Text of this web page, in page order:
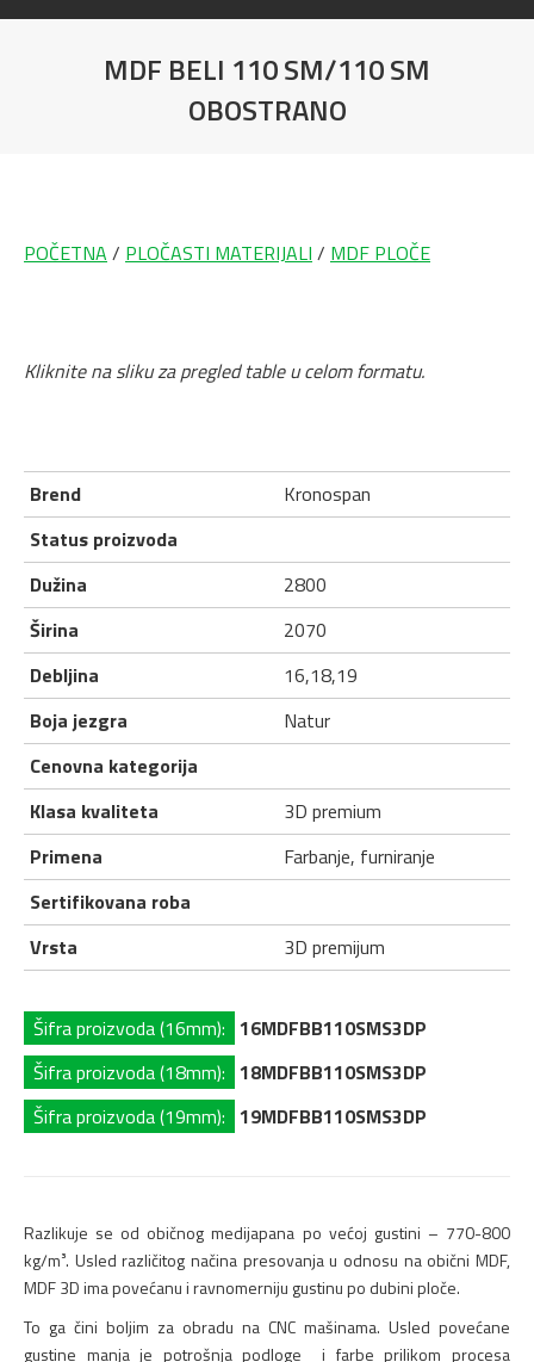
MDF BELI 110 SM/110 SM
OBOSTRANO
POČETNA / PLOČASTI MATERIJALI / MDF PLOČE
Kliknite na sliku za pregled table u celom formatu.
Brend
Kronospan
Status proizvoda
Dužina
2800
Širina
2070
Debljina
16,18,19
Boja jezgra
Natur
Cenovna kategorija
Klasa kvaliteta
3D premium
Primena
Farbanje, furniranje
Sertifikovana roba
Vrsta
3D premijum
Šifra proizvoda (16mm): 16MDFBB110SMS3DP
Šifra proizvoda (18mm): 18MDFBB110SMS3DP
Šifra proizvoda (19mm): 19MDFBB110SMS3DP
Razlikuje se od običnog medijapana po većoj gustini – 770-800
kg/m³. Usled različitog načina presovanja u odnosu na obični MDF,
MDF 3D ima povećanu i ravnomerniju gustinu po dubini ploče.
To ga čini boljim za obradu na CNC mašinama. Usled povećane
gustine manja je potrošnja podloge i farbe prilikom procesa